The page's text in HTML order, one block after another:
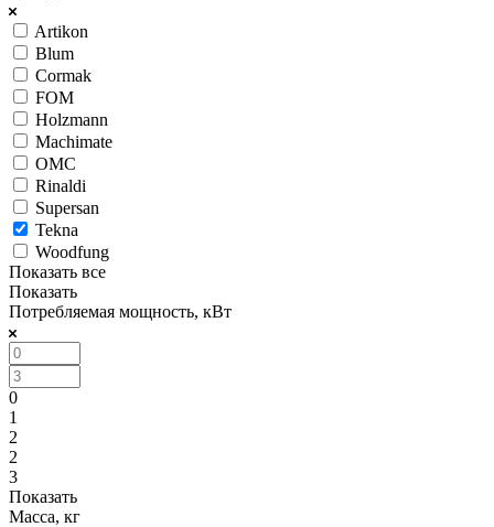
Artikon
Blum
Cormak
FOM
Holzmann
Machimate
OMC
Rinaldi
Supersan
Tekna
Woodfung
Показать все
Показать
Потребляемая мощность, кВт
0
1
2
2
3
Показать
Масса, кг